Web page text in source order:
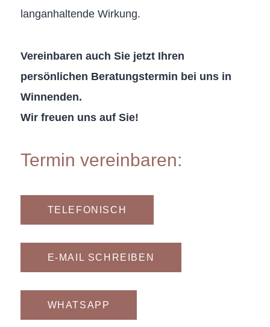
langanhaltende Wirkung.
Vereinbaren auch Sie jetzt Ihren
persönlichen Beratungstermin bei uns in
Winnenden.
Wir freuen uns auf Sie!
Termin vereinbaren:
TELEFONISCH
E-MAIL SCHREIBEN
WHATSAPP